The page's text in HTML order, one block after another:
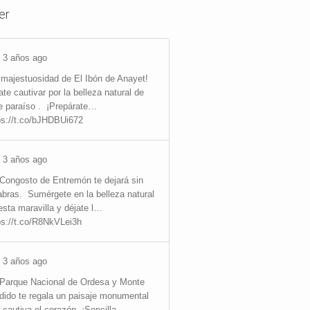
3 años ago
majestuosidad de El Ibón de Anayet!
cautivar por la belleza natural de
paraíso .
¡Prepárate…
t.co/bJHDBUi672
3 años ago
de Entremón te dejará sin
Sumérgete en la belleza natural
maravilla y déjate l…
t.co/R8NkVLei3h
3 años ago
Nacional de Ordesa y Monte
te regala un paisaje monumental